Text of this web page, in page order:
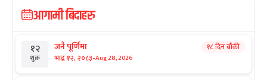
आगामी बिदाहरु
१२
शुक्र
जनै पूर्णिमा
भाद्र १२, २०८३-Aug 28, 2026
१८ दिन बाँकी